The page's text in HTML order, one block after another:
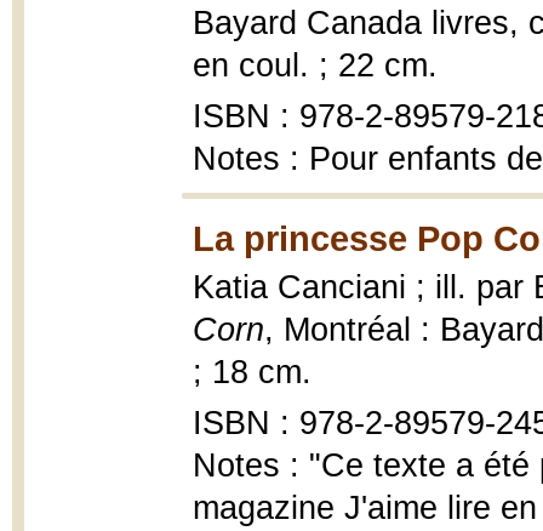
Bayard Canada livres,
en coul. ; 22 cm.
ISBN : 978-2-89579-
Notes : Pour enfants
La princesse Pop
Katia Canciani ; ill.
Corn, Montréal :
; 18 cm.
ISBN : 978-2-89579-
Notes : "Ce texte a été
magazine J'aime lire